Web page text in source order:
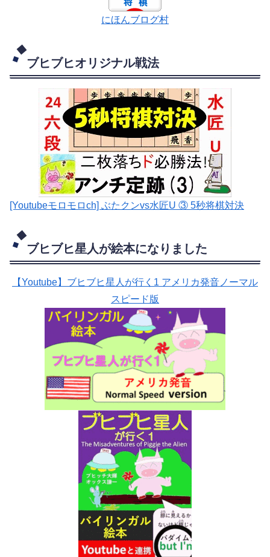
にほんブログ村
ブヒブヒオリジナル戦法
[Youtubeモロモロch] ぶたクンvs水匠U ③ 5秒将棋対決
ブヒブヒ星人が絵本になりました
【Youtube】ブヒブヒ星人が行く1 アメリカ発音ノーマル
スピード版